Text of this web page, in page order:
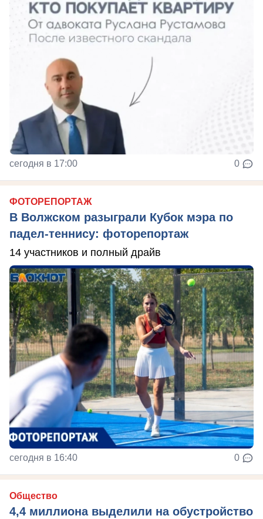
сегодня в 17:00 0
ФОТОРЕПОРТАЖ
В Волжском разыграли Кубок мэра по
падел-теннису: фоторепортаж
14 участников и полный драйв
сегодня в 16:40 0
Общество
4,4 миллиона выделили на обустройство